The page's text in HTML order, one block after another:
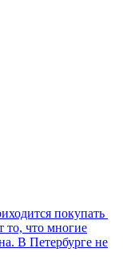
покупать
то, что многие
В Петербурге не